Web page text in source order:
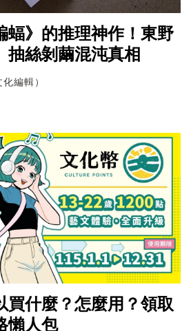
蝠》的推理神作！東野
抽絲剝繭混沌真相
編輯）
買什麼？怎麼用？領取
懶人包